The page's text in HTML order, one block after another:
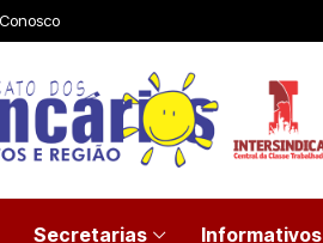
Secretarias Informativos